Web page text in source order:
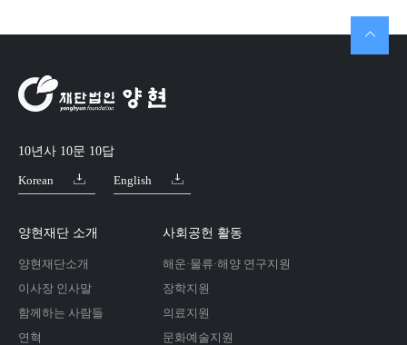
10년사 10문 10답
Korean English
양현재단 소개
양현재단소개
이사장 인사말
함께하는 사람들
연혁
사회공헌 활동
해운·물류·해양 연구지원
장학지원
의료지원
문화예술지원